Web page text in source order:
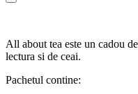
All about tea este un cadou
lectura si de ceai.
Pachetul contine: